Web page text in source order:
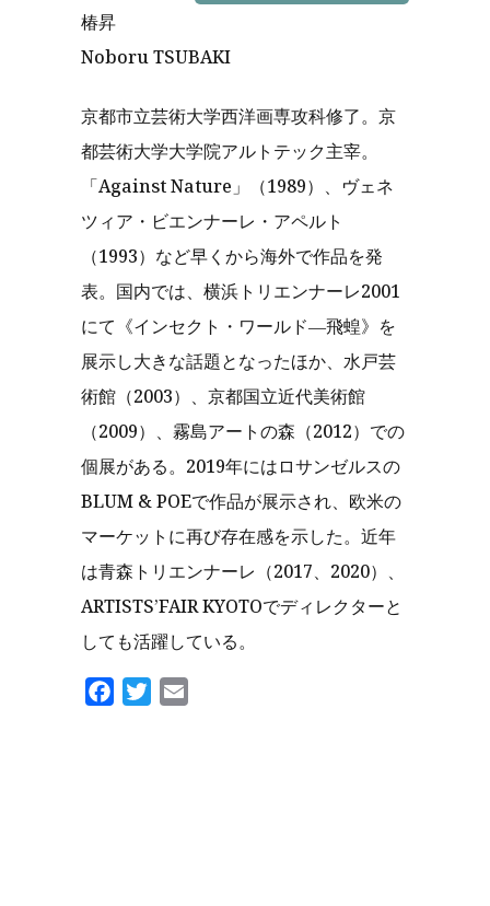
椿昇
Noboru TSUBAKI
京都市立芸術大学西洋画専攻科修了。京
都芸術大学大学院アルトテック主宰。
「Against Nature」（1989）、ヴェネ
ツィア・ビエンナーレ・アペルト
（1993）など早くから海外で作品を発
表。国内では、横浜トリエンナーレ2001
にて《インセクト・ワールド―飛蝗》を
展示し大きな話題となったほか、水戸芸
術館（2003）、京都国立近代美術館
（2009）、霧島アートの森（2012）での
個展がある。2019年にはロサンゼルスの
BLUM & POEで作品が展示され、欧米の
マーケットに再び存在感を示した。近年
は青森トリエンナーレ（2017、2020）、
ARTISTS’FAIR KYOTOでディレクターと
しても活躍している。
FacebookTwitter